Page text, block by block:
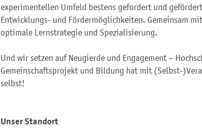
experimentellen Umfeld bestens gefordert und
Entwicklungs- und Fördermöglichkeiten. Gemeinsam
optimale Lernstrategie und Spezialisierung.
Und wir setzen auf Neugierde und Engagement –
Gemeinschaftsprojekt und Bildung hat mit (Selbst-
selbst!
Unser Standort